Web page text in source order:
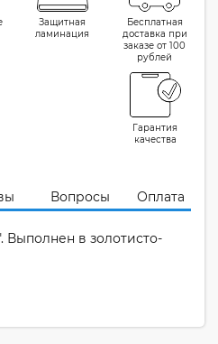
Защитная
ламинация
Бесплатная
доставка при
заказе от 100
рублей
Гарантия
качества
Вопросы Оплата
Выполнен в золотисто-